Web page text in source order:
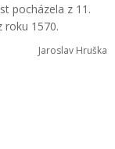
pocházela z 11.
roku 1570.
Jaroslav Hruška